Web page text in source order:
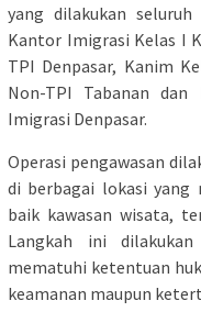
yang dilakukan
Kantor Imigrasi Kelas I
TPI Denpasar, Kanim
Non-TPI Tabanan dan
Imigrasi Denpasar.
Operasi pengawasan
di berbagai lokasi yang
baik kawasan wisata,
Langkah ini
mematuhi ketentuan
keamanan maupun